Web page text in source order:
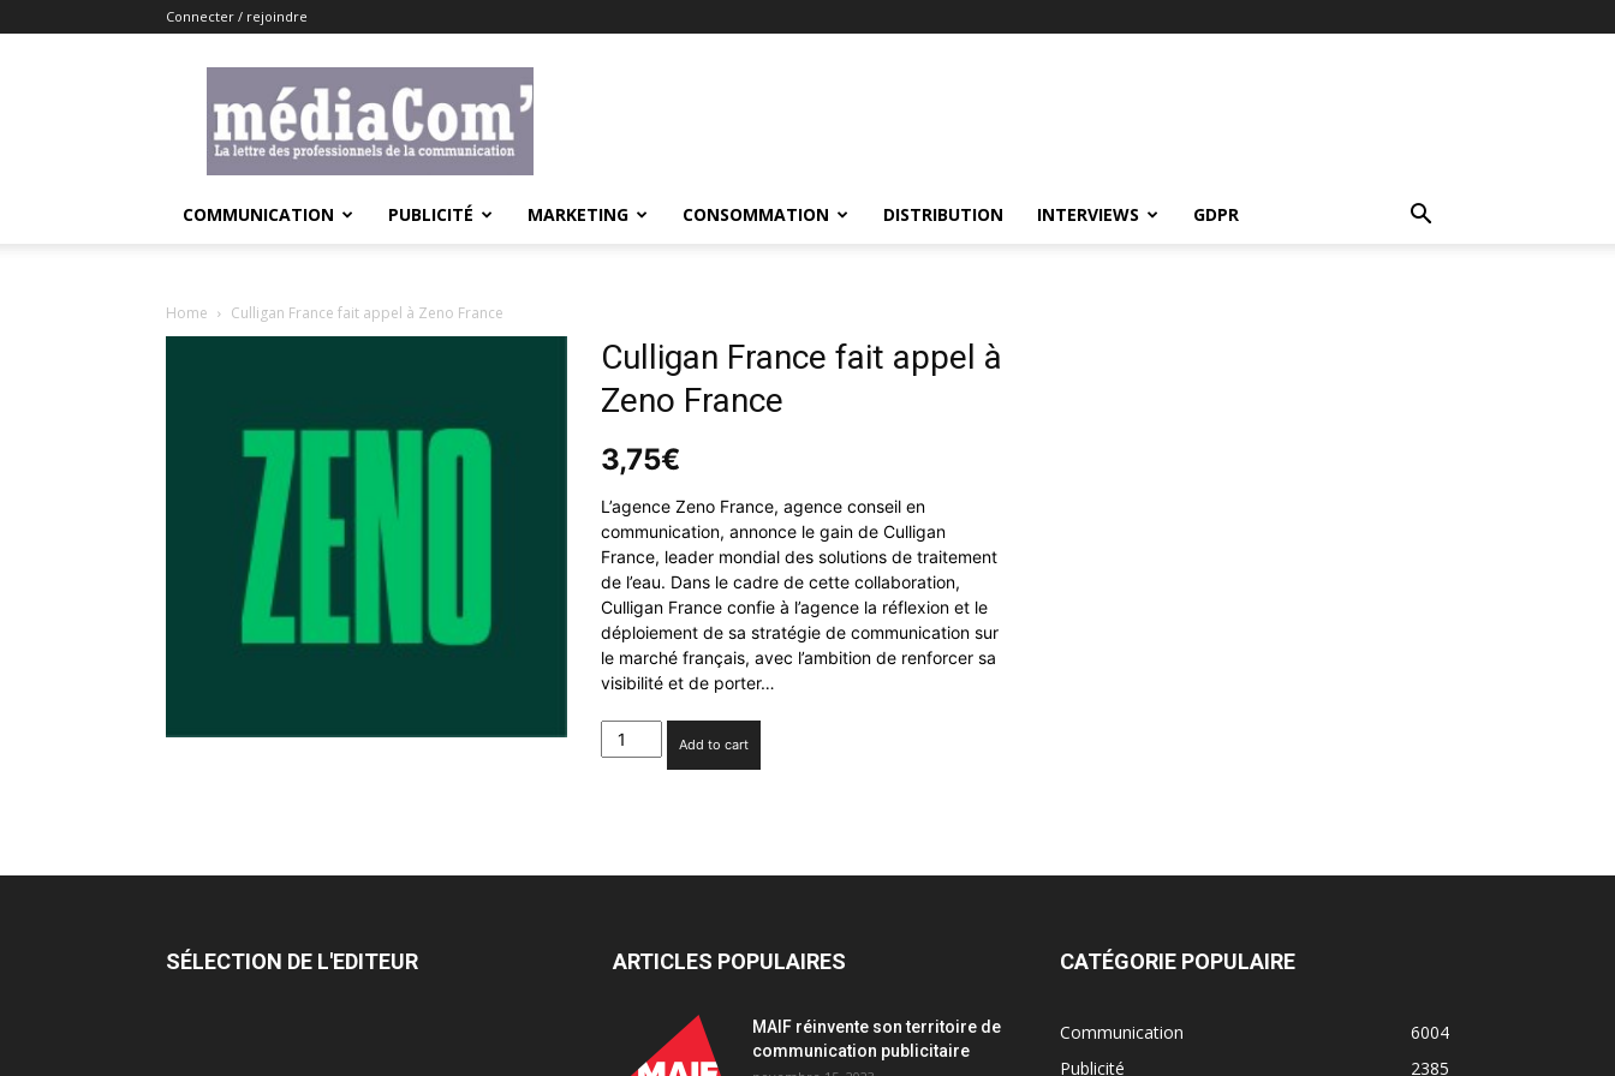
Connecter / rejoindre
COMMUNICATION PUBLICITÉ MARKETING CONSOMMATION DISTRIBUTION INTERVIEWS GDPR
Home Culligan France fait appel à Zeno France
Culligan France fait appel à
Zeno France
3,75€
L’agence Zeno France, agence conseil en
communication, annonce le gain de Culligan
France, leader mondial des solutions de traitement
de l’eau. Dans le cadre de cette collaboration,
Culligan France confie à l’agence la réflexion et le
déploiement de sa stratégie de communication sur
le marché français, avec l’ambition de renforcer sa
visibilité et de porter…
Culligan
France
Add to cart
SÉLECTION DE L'EDITEUR ARTICLES POPULAIRES
MAIF réinvente son territoire de
communication publicitaire
CATÉGORIE POPULAIRE
Communication
6004
Publicité
2385